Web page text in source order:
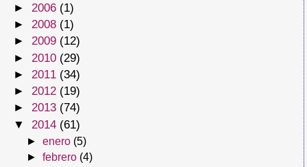
► 2006 (1)
► 2008 (1)
► 2009 (12)
► 2010 (29)
► 2011 (34)
► 2012 (19)
► 2013 (74)
▼ 2014 (61)
►enero (5)
►febrero (4)